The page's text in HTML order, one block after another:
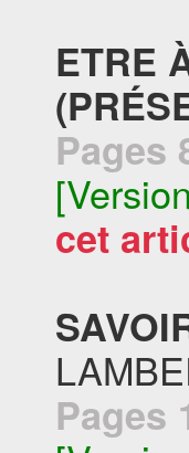
ETRE
Pages
cet
Pages